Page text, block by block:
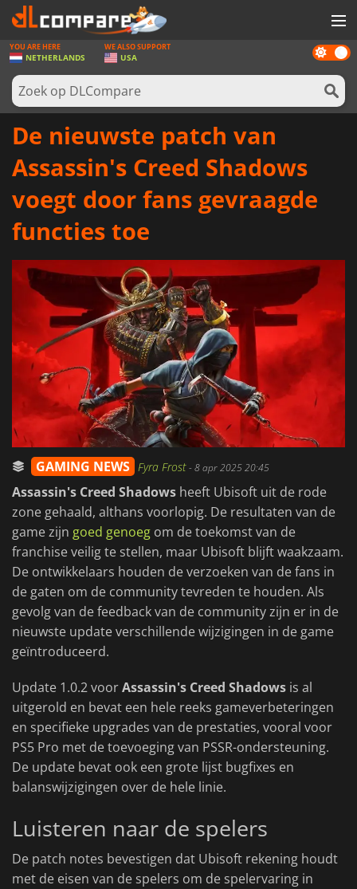
SPELLEN
GAME CARDS
SOFTWARE
LOG IN OF REGISTREER
Dark
mode
YOU ARE HERE
NETHERLANDS
WE ALSO SUPPORT
USA
De nieuwste patch van
Assassin's Creed Shadows
voegt door fans gevraagde
functies toe
GAMING NEWS Fyra Frost-8 apr 2025 20:45
Assassin's Creed Shadows heeft Ubisoft uit de rode
zone gehaald, althans voorlopig. De resultaten van de
game zijn goed genoeg om de toekomst van de
franchise veilig te stellen, maar Ubisoft blijft waakzaam.
De ontwikkelaars houden de verzoeken van de fans in
de gaten om de community tevreden te houden. Als
gevolg van de feedback van de community zijn er in de
nieuwste update verschillende wijzigingen in de game
geïntroduceerd.
Update 1.0.2 voorAssassin's Creed Shadows is al
uitgerold en bevat een hele reeks gameverbeteringen
en specifieke upgrades van de prestaties, vooral voor
PS5 Pro met de toevoeging van PSSR-ondersteuning.
De update bevat ook een grote lijst bugfixes en
balanswijzigingen over de hele linie.
Luisteren naar de spelers
De patch notes bevestigen dat Ubisoft rekening houdt
met de eisen van de spelers om de spelervaring in